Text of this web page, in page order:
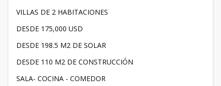
VILLAS DE 2 HABITACIONES
DESDE 175,000 USD
DESDE 198.5 M2 DE SOLAR
DESDE 110 M2 DE CONSTRUCCIÓN
SALA- COCINA - COMEDOR